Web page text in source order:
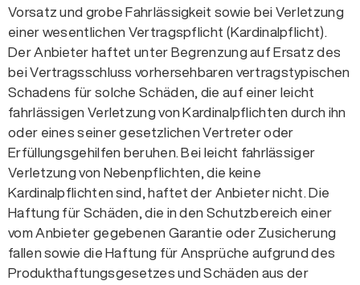
Vorsatz und grobe Fahrlässigkeit sowie bei Verletzung
einer wesentlichen Vertragspflicht (Kardinalpflicht).
Der Anbieter haftet unter Begrenzung auf Ersatz des
bei Vertragsschluss vorhersehbaren vertragstypischen
Schadens für solche Schäden, die auf einer leicht
fahrlässigen Verletzung von Kardinalpflichten durch ihn
oder eines seiner gesetzlichen Vertreter oder
Erfüllungsgehilfen beruhen. Bei leicht fahrlässiger
Verletzung von Nebenpflichten, die keine
Kardinalpflichten sind, haftet der Anbieter nicht. Die
Haftung für Schäden, die in den Schutzbereich einer
vom Anbieter gegebenen Garantie oder Zusicherung
fallen sowie die Haftung für Ansprüche aufgrund des
Produkthaftungsgesetzes und Schäden aus der